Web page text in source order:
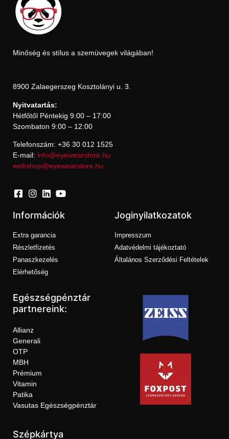
Minőség és stílus a szemüvegek világában!
8900 Zalaegerszeg Kosztolányi u. 3.
Nyitvatartás:
Hétfőtől Péntekig 9:00 – 17:00
Szombaton 9:00 – 12:00
Telefonszám: +36 30 012 1525
E-mail: info@eyewearstore.hu
webshop@eyewearstore.hu
Információk
Extra garancia
Részletfizetés
Panaszkezelés
Elérhetőség
Joginyilatkozatok
Impresszum
Adatvédelmi tájékoztató
Általános Szerződési Feltételek
Egészségpénztár
partnereink:
Allianz
Generali
OTP
MBH
Prémium
Vitamin
Patika
Vasutas Egészségpénztár
Szépkártya